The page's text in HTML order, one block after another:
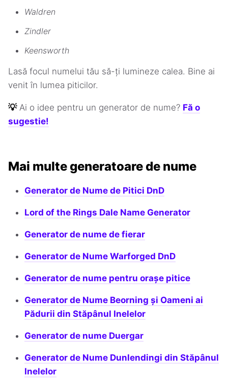
Waldren
Zindler
Keensworth
Lasă focul numelui tău să-ți lumineze calea. Bine ai
venit în lumea piticilor.
💡 Ai o idee pentru un generator de nume? Fă o
sugestie!
Mai multe generatoare de nume
Generator de Nume de Pitici DnD
Lord of the Rings Dale Name Generator
Generator de nume de fierar
Generator de Nume Warforged DnD
Generator de nume pentru orașe pitice
Generator de Nume Beorning și Oameni ai
Pădurii din Stăpânul Inelelor
Generator de nume Duergar
Generator de Nume Dunlendingi din Stăpânul
Inelelor